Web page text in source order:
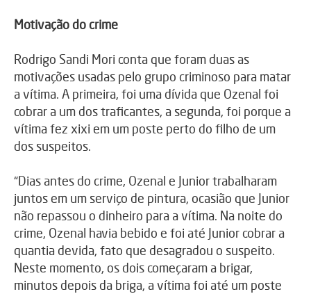
Motivação do crime
Rodrigo Sandi Mori conta que foram duas as
motivações usadas pelo grupo criminoso para matar
a vítima. A primeira, foi uma dívida que Ozenal foi
cobrar a um dos traficantes, a segunda, foi porque a
vítima fez xixi em um poste perto do filho de um
dos suspeitos.
“Dias antes do crime, Ozenal e Junior trabalharam
juntos em um serviço de pintura, ocasião que Junior
não repassou o dinheiro para a vítima. Na noite do
crime, Ozenal havia bebido e foi até Junior cobrar a
quantia devida, fato que desagradou o suspeito.
Neste momento, os dois começaram a brigar,
minutos depois da briga, a vítima foi até um poste